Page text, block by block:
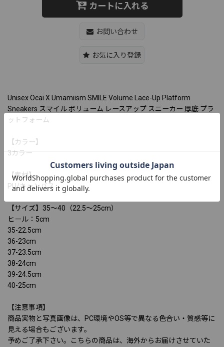
カートに入れる
お問い合わせ
お気に入り登録
Unisex Ocai X Umamiism SMILE Volume Lace-Up Platform
Sneakers スマイル ボリューム レースアップ スニーカー 厚底 プラ
ットフォーム
【カラー】
3カラー
【素材】
PU/キャンバス
【サイズ】35〜40（22.5〜25cm）
ヒール：5cm
35-22.5cm
36-23cm
37-23.5cm
38-24cm
39-24.5cm
40-25cm
【注意事項】
商品実物と写真画像は、PC環境やOS等で異なる色合い・質感等に
見える場合もございます。
予めご了承下さい。こちらの商品は、海外からお届けさせていた